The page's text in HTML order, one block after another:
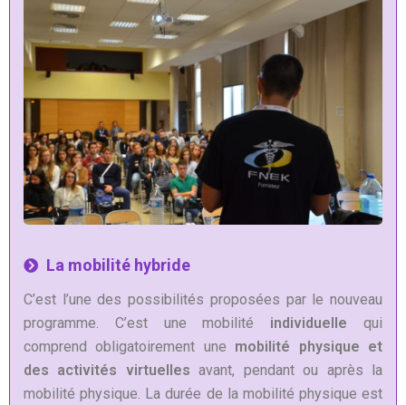
La mobilité hybride
C’est l’une des possibilités proposées par le nouveau
programme. C’est une mobilité individuelle qui
comprend obligatoirement une mobilité physique et
des activités virtuelles avant, pendant ou après la
mobilité physique. La durée de la mobilité physique est